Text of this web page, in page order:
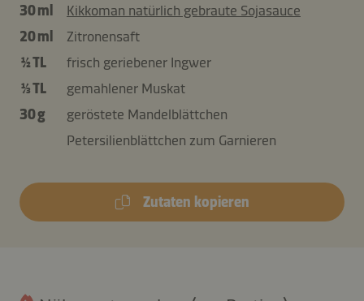
30 ml
Kikkoman natürlich gebraute Sojasauce
20 ml
Zitronensaft
½ TL
frisch geriebener Ingwer
⅓ TL
gemahlener Muskat
30 g
geröstete Mandelblättchen
Petersilienblättchen zum Garnieren
Zutaten kopieren